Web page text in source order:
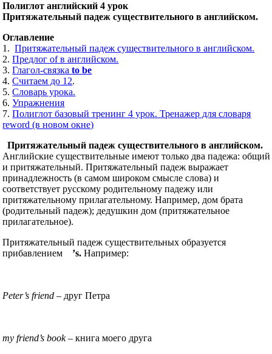
Полиглот английский 4 урок
Притяжательный падеж существительного в английском.
Оглавление
1.Притяжательный падеж существительного в английском.
2.Предлог of в английском.
3.Глагол-связкаto be
4.Считаем до 12.
5.Словарь урока.
6.Упражнения
7.Полиглот базовый тренинг 4 урок. Тренажер для словаря
reword (в новом окне)
Притяжательный падеж существительного в английском.
Английские существительные имеют только два падежа: общий
и притяжательный. Притяжательный падеж выражает
принадлежность (в самом широком смысле слова) и
соответствует русскому родительному падежу или
притяжательному прилагательному. Например, дом брата
(родительный падеж); дедушкин дом (притяжательное
прилагательное).
Притяжательный падеж существительных образуется
прибавлением ’s. Например:
Peter’s friend – друг Петра
my friend’s book– книга моего друга